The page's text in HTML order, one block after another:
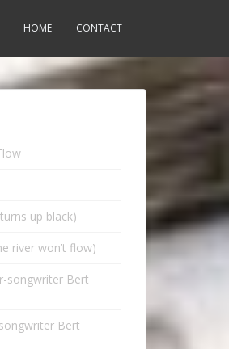
HOME CONTACT
up black)
river won’t flow)
songwriter Bert
Bert